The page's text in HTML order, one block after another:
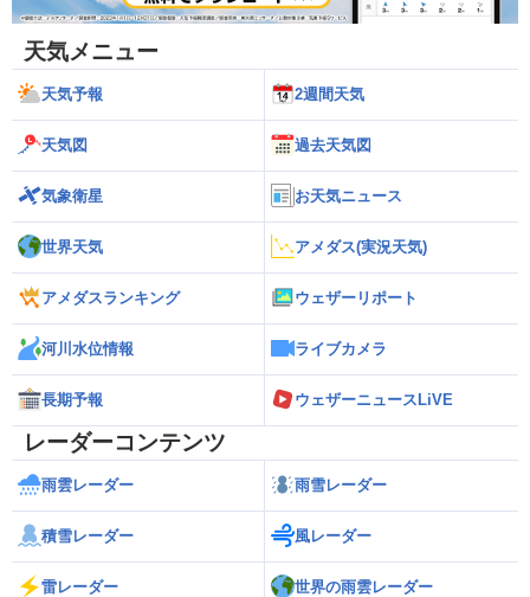
天気メニュー
天気予報 2週間天気
天気図 過去天気図
気象衛星 お天気ニュース
世界天気 アメダス(実況天気)
アメダスランキング ウェザーリポート
河川水位情報 ライブカメラ
長期予報 ウェザーニュースLiVE
レーダーコンテンツ
雨雲レーダー 雨雪レーダー
積雪レーダー 風レーダー
雷レーダー 世界の雨雲レーダー